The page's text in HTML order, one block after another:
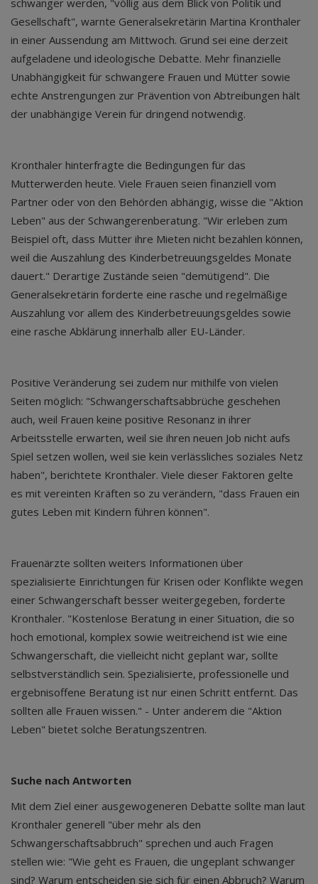
schwanger werden, "völlig aus dem Blick von Politik und
Gesellschaft", warnte Generalsekretärin Martina Kronthaler
in einer Aussendung am Mittwoch. Grund sei eine derzeit
aufgeladene und ideologische Debatte. Mehr finanzielle
Unabhängigkeit für schwangere Frauen und Mütter sowie
echte Anstrengungen zur Prävention von Abtreibungen hält
der unabhängige Verein für dringend notwendig.
Kronthaler hinterfragte die Bedingungen für das
Mutterwerden heute. Viele Frauen seien finanziell vom
Partner oder von den Behörden abhängig, wisse die "Aktion
Leben" aus der Schwangerenberatung. "Wir erleben zum
Beispiel oft, dass Mütter ihre Mieten nicht bezahlen können,
weil die Auszahlung des Kinderbetreuungsgeldes Monate
dauert." Derartige Zustände seien "demütigend". Die
Generalsekretärin forderte eine rasche und regelmäßige
Auszahlung vor allem des Kinderbetreuungsgeldes sowie
eine rasche Abklärung innerhalb aller EU-Länder.
Positive Veränderung sei zudem nur mithilfe von vielen
Seiten möglich: "Schwangerschaftsabbrüche geschehen
auch, weil Frauen keine positive Resonanz in ihrer
Arbeitsstelle erwarten, weil sie ihren neuen Job nicht aufs
Spiel setzen wollen, weil sie kein verlässliches soziales Netz
haben", berichtete Kronthaler. Viele dieser Faktoren gelte
es mit vereinten Kräften so zu verändern, "dass Frauen ein
gutes Leben mit Kindern führen können".
Frauenärzte sollten weiters Informationen über
spezialisierte Einrichtungen für Krisen oder Konflikte wegen
einer Schwangerschaft besser weitergegeben, forderte
Kronthaler. "Kostenlose Beratung in einer Situation, die so
hoch emotional, komplex sowie weitreichend ist wie eine
Schwangerschaft, die vielleicht nicht geplant war, sollte
selbstverständlich sein. Spezialisierte, professionelle und
ergebnisoffene Beratung ist nur einen Schritt entfernt. Das
sollten alle Frauen wissen." - Unter anderem die "Aktion
Leben" bietet solche Beratungszentren.
Suche nach Antworten
Mit dem Ziel einer ausgewogeneren Debatte sollte man laut
Kronthaler generell "über mehr als den
Schwangerschaftsabbruch" sprechen und auch Fragen
stellen wie: "Wie geht es Frauen, die ungeplant schwanger
sind? Warum entscheiden sie sich für einen Abbruch? Warum